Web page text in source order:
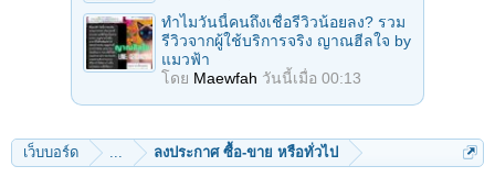
ทำไมวันนี้คนถึงเชื่อรีวิวน้อยลง? รวม
รีวิวจากผู้ใช้บริการจริง ญาณฮีลใจ by
แมวฟ้า
โดย Maewfah วันนี้เมื่อ 00:13
เว็บบอร์ด ลงประกาศ ซื้อ-ขาย หรือทั่วไป